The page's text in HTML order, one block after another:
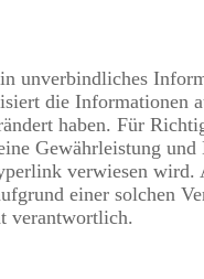
unverbindliches
die Informationen
haben. Für
Gewährleistung
verwiesen
einer solchen
verantwortlich.